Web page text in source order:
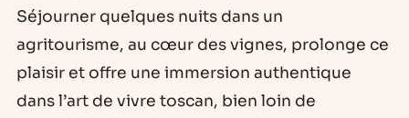
Séjourner quelques nuits dans un
agritourisme, au cœur des vignes, prolonge ce
plaisir et offre une immersion authentique
dans l’art de vivre toscan, bien loin de